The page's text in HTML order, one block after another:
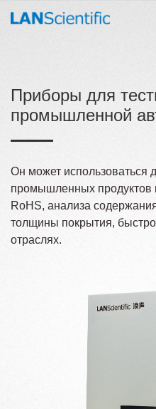
Приборы для
промышленной
Он может использоваться
промышленных продуктов
RoHS, анализа
толщины покрытия,
отраслях.